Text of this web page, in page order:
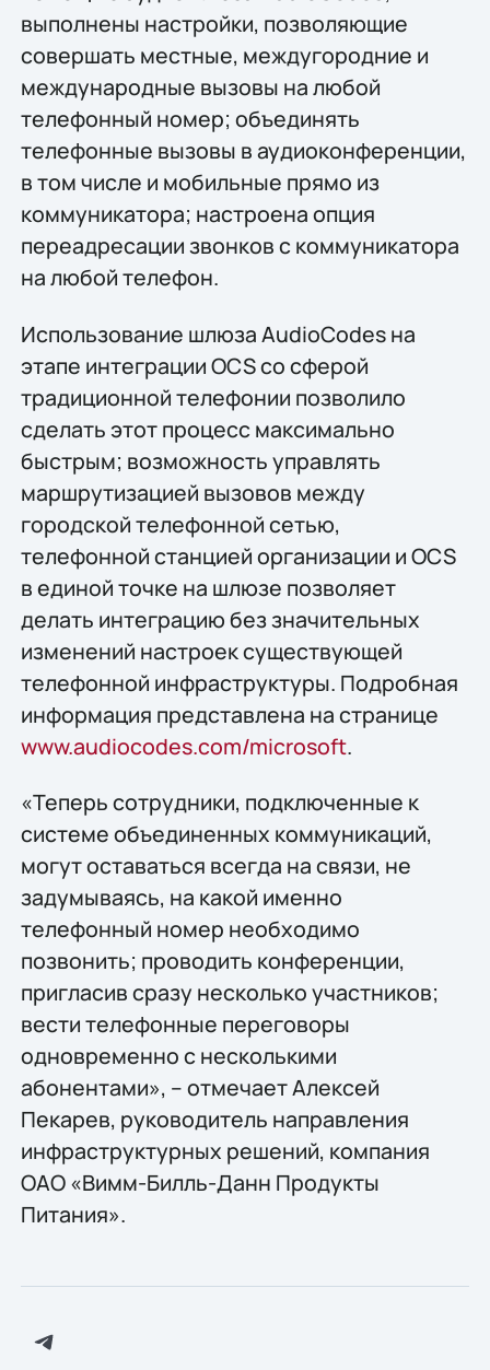
выполнены настройки, позволяющие
совершать местные, междугородние и
международные вызовы на любой
телефонный номер; объединять
телефонные вызовы в аудиоконференции,
в том числе и мобильные прямо из
коммуникатора; настроена опция
переадресации звонков с коммуникатора
на любой телефон.
Использование шлюза AudioCodes на
этапе интеграции OCS со сферой
традиционной телефонии позволило
сделать этот процесс максимально
быстрым; возможность управлять
маршрутизацией вызовов между
городской телефонной сетью,
телефонной станцией организации и OCS
в единой точке на шлюзе позволяет
делать интеграцию без значительных
изменений настроек существующей
телефонной инфраструктуры. Подробная
информация представлена на странице
www.audiocodes.com/microsoft.
«Теперь сотрудники, подключенные к
системе объединенных коммуникаций,
могут оставаться всегда на связи, не
задумываясь, на какой именно
телефонный номер необходимо
позвонить; проводить конференции,
пригласив сразу несколько участников;
вести телефонные переговоры
одновременно с несколькими
абонентами», – отмечает Алексей
Пекарев, руководитель направления
инфраструктурных решений, компания
ОАО «Вимм-Билль-Данн Продукты
Питания».